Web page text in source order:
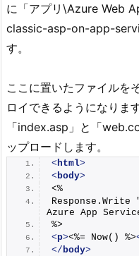
に「アプリ\Azure Web
classic-asp-on-app-
す。
ここに置いたファイルを
ロイできるようになります
「index.asp」と「
ップロードします。
< html>
< body>
<%
Response.Write
Azure App
%>
<p><%= Now() %>
</ body>